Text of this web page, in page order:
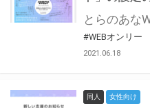
#WEBオンリー
2021.06.18
同人 女性向け